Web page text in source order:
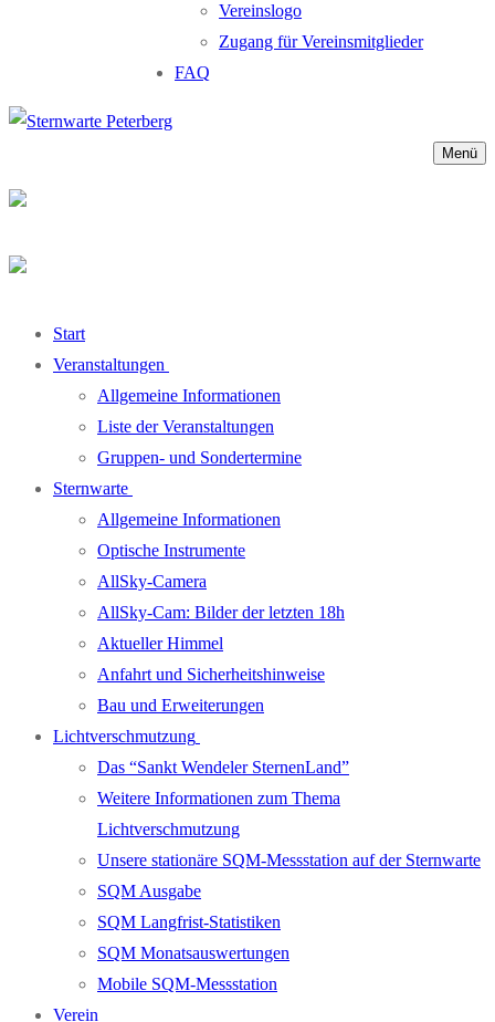
Vereinslogo
Zugang für Vereinsmitglieder
FAQ
Menü
Start
Veranstaltungen
Allgemeine Informationen
Liste der Veranstaltungen
Gruppen- und Sondertermine
Sternwarte
Allgemeine Informationen
Optische Instrumente
AllSky-Camera
AllSky-Cam: Bilder der letzten 18h
Aktueller Himmel
Anfahrt und Sicherheitshinweise
Bau und Erweiterungen
Lichtverschmutzung
Das “Sankt Wendeler SternenLand”
Weitere Informationen zum Thema
Lichtverschmutzung
Unsere stationäre SQM-Messstation auf der Sternwarte
SQM Ausgabe
SQM Langfrist-Statistiken
SQM Monatsauswertungen
Mobile SQM-Messstation
Verein